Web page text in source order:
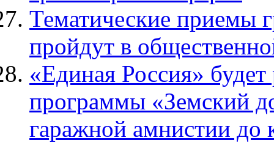
Тематические приемы
пройдут в
«Единая Россия»
программы «Земский
гаражной амнистии до